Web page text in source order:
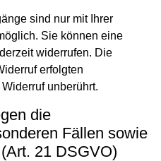
sind nur mit Ihrer
Sie können eine
widerrufen. Die
erfolgten
unberührt.
die
Fällen sowie
21 DSGVO)